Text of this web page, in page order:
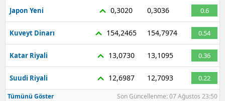
Japon Yeni 0,3020 0,3036 0.6
Kuveyt Dinarı 154,2465 154,7974 0.54
Katar Riyali 13,0730 13,1095 0.36
Suudi Riyali 12,6987 12,7093 0.22
Tümünü Göster Son Güncellenme: 07 Ağustos 23:50